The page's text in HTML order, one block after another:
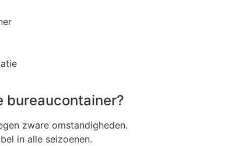
bureaucontainer?
zware omstandigheden.
in alle seizoenen.